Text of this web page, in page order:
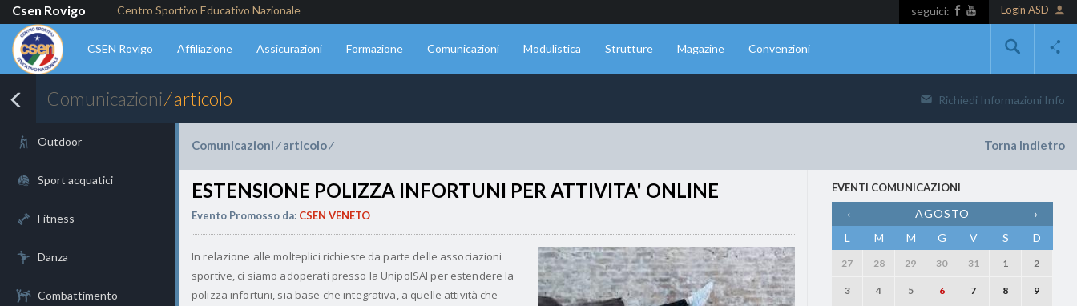
Csen Rovigo Centro Sportivo Educativo Nazionale Login ASD
seguici:
CSEN Rovigo Affiliazione Assicurazioni Formazione Comunicazioni Modulistica Strutture Magazine Convenzioni
Comunicazioni⁄ articolo Richiedi Informazioni Info
Outdoor
Sport acquatici
Fitness
Danza
Combattimento
Comunicazioni⁄articolo⁄ Torna Indietro
ESTENSIONE POLIZZA INFORTUNI PER ATTIVITA' ONLINE
Evento Promosso da: CSEN VENETO
In relazione alle molteplici richieste da parte delle associazioni
sportive, ci siamo adoperati presso la UnipolSAI per estendere la
polizza infortuni, sia base che integrativa, a quelle attività che
EVENTI COMUNICAZIONI
‹ AGOSTO
›
L
M M G V S D
27 28 29 30 31 1 2
3 4 5 6 7 8 9